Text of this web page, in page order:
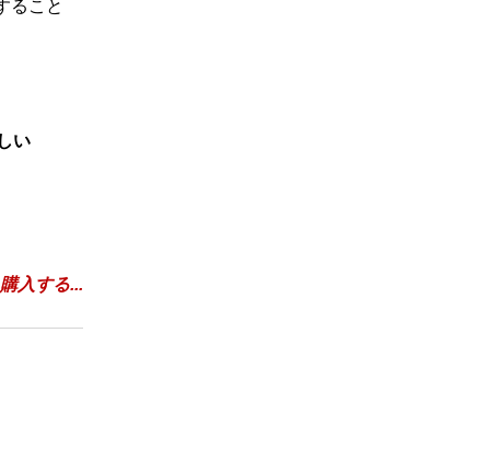
ること
い
購入する...